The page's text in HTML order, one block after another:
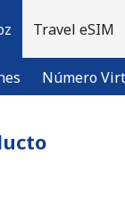
Número
Travel eSIM